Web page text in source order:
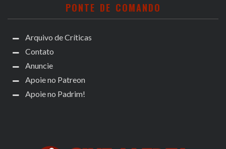
PONTE DE COMANDO
Arquivo de Críticas
Contato
Anuncie
Apoie no Patreon
Apoie no Padrim!